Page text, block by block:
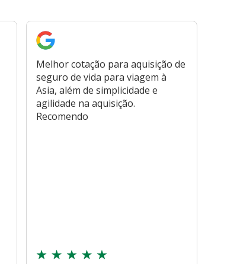
Melhor cotação para aquisição de
seguro de vida para viagem à
Asia, além de simplicidade e
agilidade na aquisição.
Recomendo